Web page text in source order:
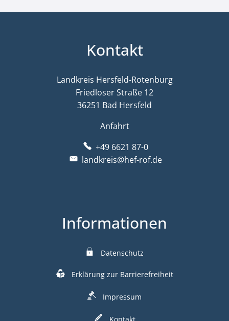
Kontakt
Landkreis Hersfeld-Rotenburg
Friedloser Straße 12
36251 Bad Hersfeld
Anfahrt
+49 6621 87-0
landkreis@hef-rof.de
Informationen
Datenschutz
Erklärung zur Barrierefreiheit
Impressum